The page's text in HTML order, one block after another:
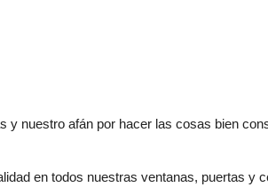
y nuestro afán por hacer las cosas bien
en todos nuestras ventanas, puertas y